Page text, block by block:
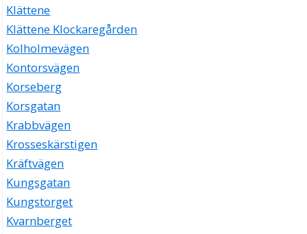
Klättene
Klättene Klockaregården
Kolholmevägen
Kontorsvägen
Korseberg
Korsgatan
Krabbvägen
Krosseskärstigen
Kräftvägen
Kungsgatan
Kungstorget
Kvarnberget